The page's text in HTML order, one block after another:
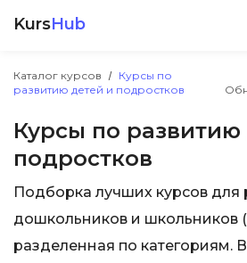
KursHub
Каталог курсов
Курсы по
развитию детей и подростков
Курсы по развитию
подростков
Подборка лучших курсов для
дошкольников и школьников
разделенная по категориям.
Разработка
Маркетинг